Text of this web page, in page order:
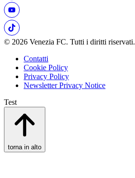
© 2026 Venezia FC. Tutti i diritti riservati.
Contatti
Cookie Policy
Privacy Policy
Newsletter Privacy Notice
Test
torna in alto